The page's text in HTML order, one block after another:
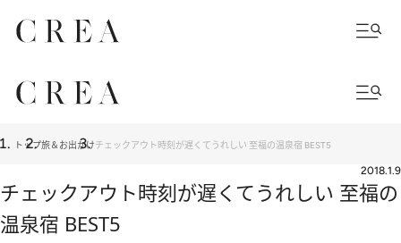
トップ旅＆お出かけチェックアウト時刻が遅くてうれしい 至福の温泉宿 BEST5
2018.1.9
チェックアウト時刻が遅くてうれしい 至福の
温泉宿 BEST5